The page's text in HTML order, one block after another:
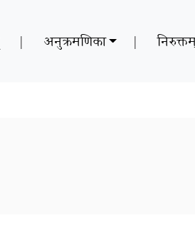
| अनुक्रमणिका |